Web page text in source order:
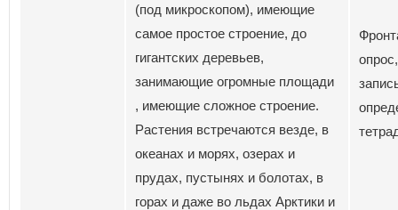
(под микроскопом), имеющие
самое простое строение, до
гигантских деревьев,
занимающие огромные площади
, имеющие сложное строение.
Растения встречаются везде, в
океанах и морях, озерах и
прудах, пустынях и болотах, в
горах и даже во льдах Арктики и